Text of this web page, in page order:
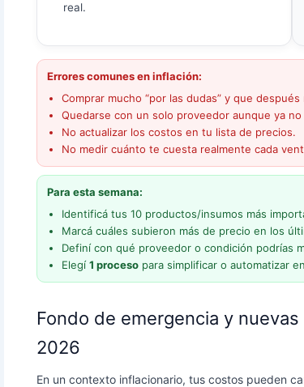
real.
Errores comunes en inflación:
Comprar mucho “por las dudas” y que
Quedarse con un solo proveedor aunque ya
No actualizar los costos en tu lista de precios.
No medir cuánto te cuesta realmente cada
Para esta semana:
Identificá tus 10 productos/insumos más
Marcá cuáles subieron más de precio en los
Definí con qué proveedor o condición podrías
Elegí 1 proceso para simplificar o automatizar
Fondo de emergencia y
2026
En un contexto inflacionario, tus costos pueden